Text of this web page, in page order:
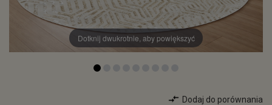
Dotknij dwukrotnie, aby powiększyć
Dodaj do porównania